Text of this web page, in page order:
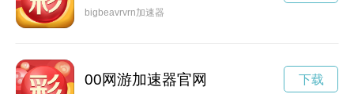
bigbeavrvrn加速器
00网游加速器官网 下载